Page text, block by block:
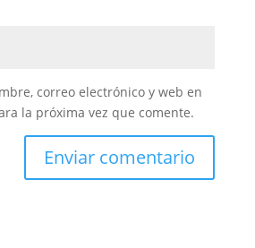
correo electrónico y web en
la próxima vez que comente.